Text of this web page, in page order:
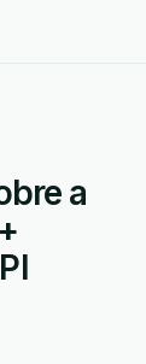
a